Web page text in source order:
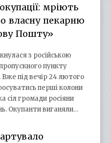
мріють
власну пекарню
Пошту»
з російською
пункту
Вже під вечір 24 лютого
перші колони
сіл громади росіяни
Окупанти виганяли…